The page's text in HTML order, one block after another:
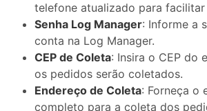
telefone atualizado para
Senha Log Manager: Informe a
conta na Log Manager.
CEP de Coleta: Insira o CEP do
os pedidos serão coletados.
Endereço de Coleta: Forneça o
completo para a coleta dos